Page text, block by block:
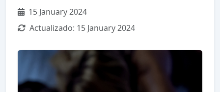
15 January 2024
Actualizado: 15 January 2024